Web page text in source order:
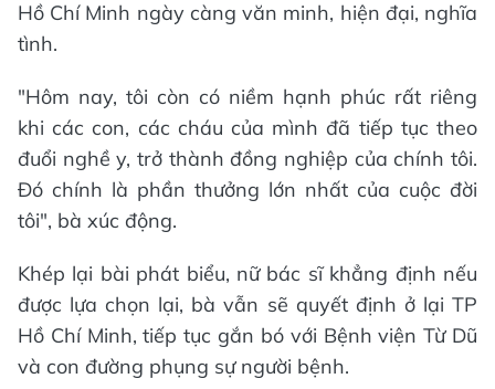
Hồ Chí Minh ngày càng văn minh, hiện đại, nghĩa
tình.
"Hôm nay, tôi còn có niềm hạnh phúc rất riêng
khi các con, các cháu của mình đã tiếp tục theo
đuổi nghề y, trở thành đồng nghiệp của chính tôi.
Đó chính là phần thưởng lớn nhất của cuộc đời
tôi", bà xúc động.
Khép lại bài phát biểu, nữ bác sĩ khẳng định nếu
được lựa chọn lại, bà vẫn sẽ quyết định ở lại TP
Hồ Chí Minh, tiếp tục gắn bó với Bệnh viện Từ Dũ
và con đường phụng sự người bệnh.